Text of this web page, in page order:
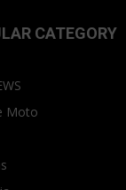
CATEGORY
Moto